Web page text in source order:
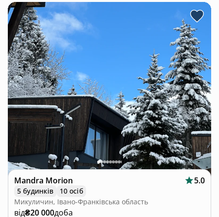
Mandra Morion 5.0
5 будинків
10 осіб
Микуличин, Івано-Франківська область
від₴20 000доба